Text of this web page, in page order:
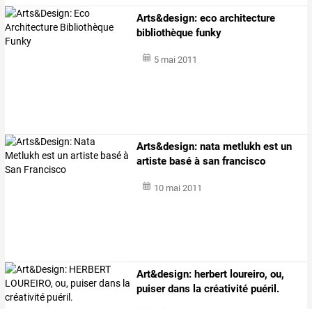
Arts&design: eco architecture
bibliothèque funky
5 mai 2011
Arts&design: nata metlukh est un
artiste basé à san francisco
10 mai 2011
Art&design: herbert loureiro, ou,
puiser dans la créativité puéril.